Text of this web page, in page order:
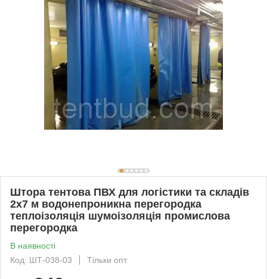
Штора тентова ПВХ для логістики та складів
2x7 м водонепроникна перегородка
теплоізоляція шумоізоляція промислова
перегородка
В наявності
Код: ШТ-038-03
Тільки опт